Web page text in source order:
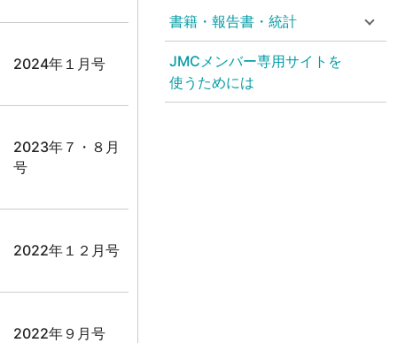
2024年１月号
2023年７・８月
号
2022年１２月号
2022年９月号
書籍・報告書・統計
JMCメンバー専用サイトを
使うためには